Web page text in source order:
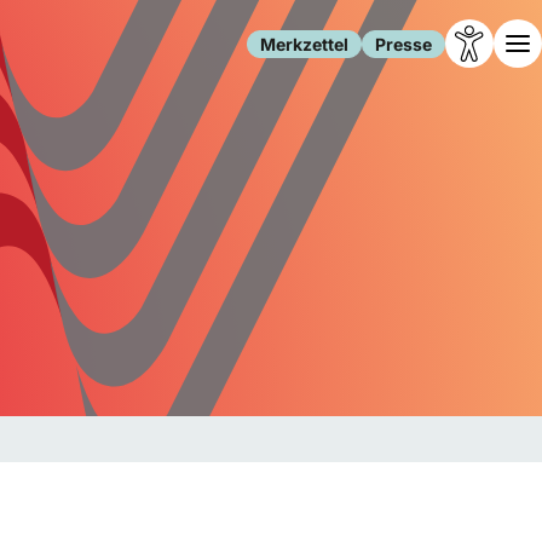
Merkzettel Presse
Leben
Familie
Freizeit
Gesundheit
Internet
Gesellschaft
Forschung
Migration
Polizei